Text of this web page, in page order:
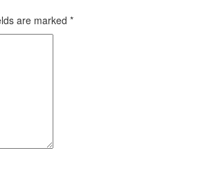
are marked *